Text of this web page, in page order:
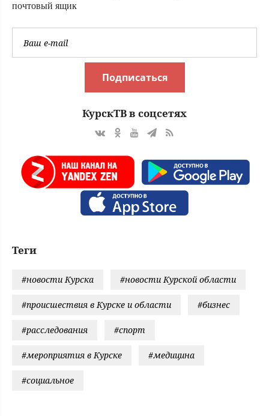
почтовый ящик
Подписаться
КурскТВ в соцсетях
Теги
#новости Курска #новости Курской области
#происшествия в Курске и области #бизнес
#расследования #спорт
#мероприятия в Курске #медицина
#социальное